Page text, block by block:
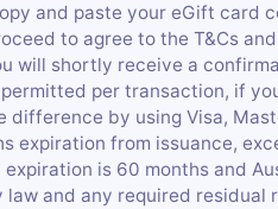
and paste your eGift card
to agree to the T&Cs
will shortly receive a
per transaction, if
by using Visa,
expiration from issuance,
is 60 months and
and any required residual